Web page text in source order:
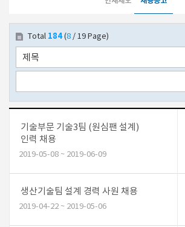
Total 184 (8 / 19 Page)
기술부문 기술3팀 (원심팬 설계)
인력 채용
2019-05-08 ~ 2019-06-09
생산기술팀 설계 경력 사원 채용
2019-04-22 ~ 2019-05-06